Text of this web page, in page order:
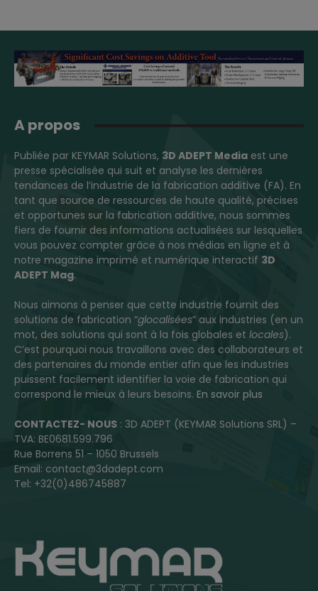
A propos
Publiée par KEYMAR Solutions, 3D ADEPT Media est une
presse spécialisée qui suit et analyse les dernières
tendances de l’industrie de la fabrication additive (FA). En
tant que source de ressources de haute qualité, précises
et opportunes sur la fabrication additive, nous sommes
fiers de fournir des informations actualisées sur lesquelles
vous pouvez compter grâce à nos médias en ligne et à
notre magazine imprimé et numérique interactif 3D
ADEPT Mag.
Nous aimons à penser que cette industrie fournit des
solutions de fabrication “glocalisées” aux industries (en un
mot, des solutions qui sont à la fois globales et locales).
C’est pourquoi nous travaillons avec des collaborateurs et
des partenaires du monde entier afin que les industries
puissent facilement identifier la voie de fabrication qui
correspond le mieux à leurs besoins. En savoir plus
CONTACTEZ- NOUS : 3D ADEPT (KEYMAR Solutions SRL) –
TVA: BE0681.599.796
Rue Borrens 51 – 1050 Brussels
Email: contact@3dadept.com
Tel: +32(0)486745887